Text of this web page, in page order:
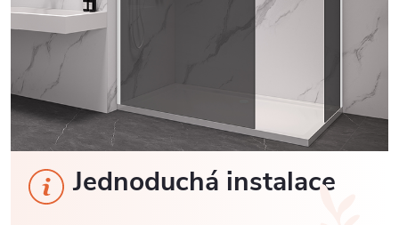
Jednoduchá instalace